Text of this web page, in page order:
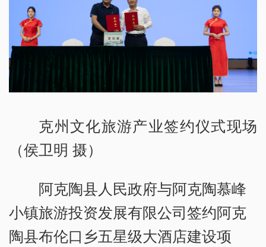
克州文化旅游产业签约仪式现场
（侯卫明 摄）
阿克陶县人民政府与阿克陶慕峰
小镇旅游投资发展有限公司签约阿克
陶县布伦口乡五星级大酒店建设项